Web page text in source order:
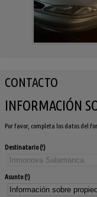
CONTACTO
INFORMACIÓN
Por favor, completa los datos del
Destinatario
Asunto